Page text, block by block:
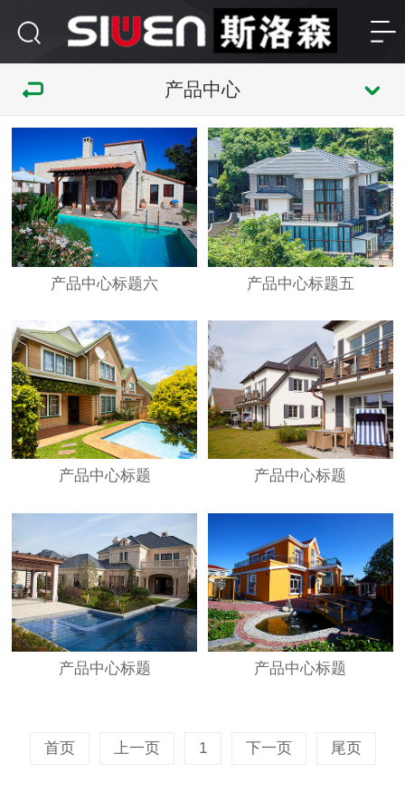
产品中心
产品中心标题六 产品中心标题五
产品中心标题 产品中心标题
产品中心标题 产品中心标题
首页 上一页 1 下一页 尾页